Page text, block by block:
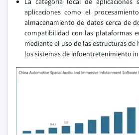
aplicaciones como el
almacenamiento de datos cerca de
compatibilidad con las plataformas
mediante el uso de las estructuras de
los sistemas de infoentretenimiento